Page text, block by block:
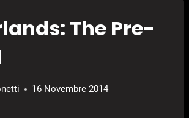
The Pre-
16 Novembre 2014